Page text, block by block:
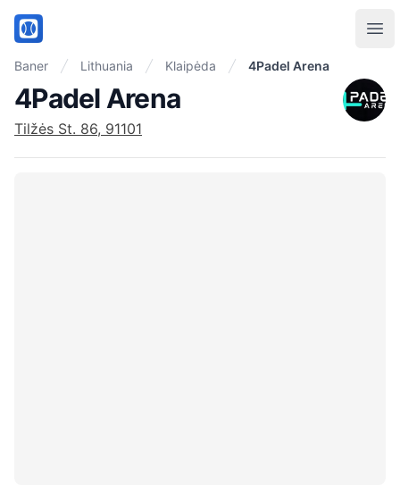
PadelMix
Baner Lithuania Klaipėda 4Padel Arena
4Padel Arena
Tilžės St. 86, 91101